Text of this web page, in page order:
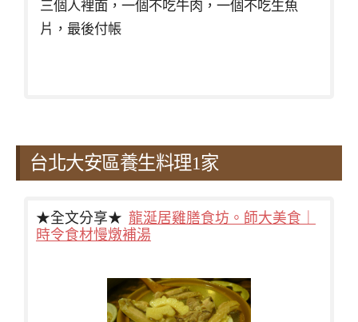
三個人裡面，一個不吃牛肉，一個不吃生魚
片，最後付帳
台北大安區養生料理1家
★全文分享★ 龍涎居雞膳食坊。師大美食｜
時令食材慢燉補湯